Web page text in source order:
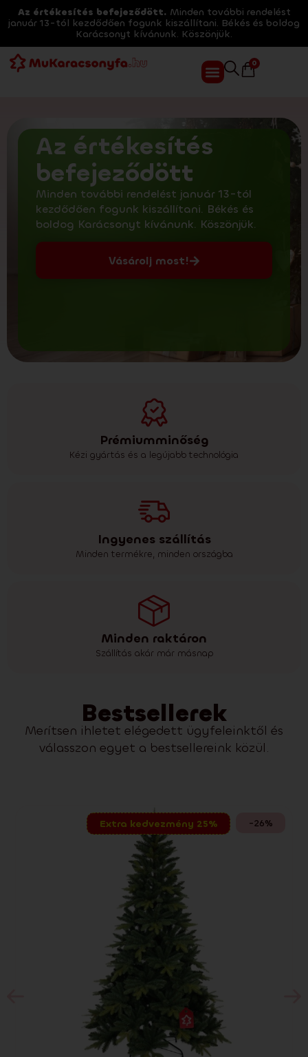
Az értékesítés befejeződött. Minden további rendelést
január 13-tól kezdődően fogunk kiszállítani. Békés és boldog
Karácsonyt kívánunk. Köszönjük.
0
Az értékesítés
befejeződött
Minden további rendelést január 13-tól
kezdődően fogunk kiszállítani. Békés és
boldog Karácsonyt kívánunk. Köszönjük.
Vásárolj most!
Prémiumminőség
Kézi gyártás és a legújabb technológia
Ingyenes szállítás
Minden termékre, minden országba
Minden raktáron
Szállítás akár már másnap
Bestsellerek
Merítsen ihletet elégedett ügyfeleinktől és
válasszon egyet a bestsellereink közül.
-26%
Extra kedvezmény 25%